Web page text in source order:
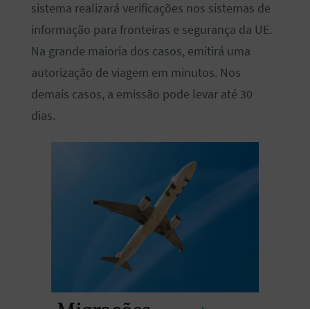
sistema realizará verificações nos sistemas de
informação para fronteiras e segurança da UE.
Na grande maioria dos casos, emitirá uma
autorização de viagem em minutos. Nos
demais casos, a emissão pode levar até 30
dias.